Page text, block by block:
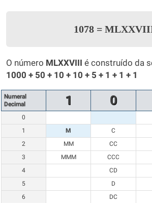
1078 =
O número MLXXVIII é construído da
1000 + 50 + 10 + 10 + 5 + 1 + 1 + 1
Numeral
Decimal
1 0
0
1
M C
2
MM CC
3
MMM CCC
4
CD
5
D
6
DC